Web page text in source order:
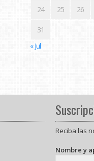
24 25 26
31
« Jul
Reciba las
Nombre y